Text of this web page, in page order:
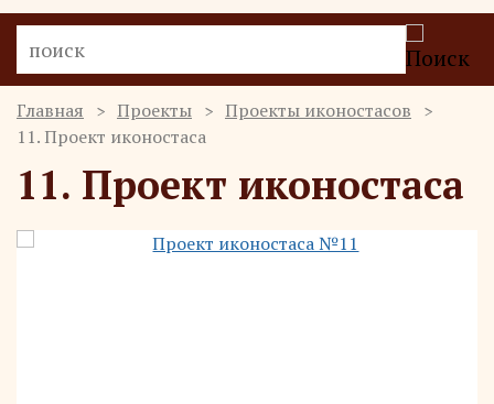
Главная Проекты
Проекты иконостасов
11. Проект иконостаса
11. Проект иконостаса